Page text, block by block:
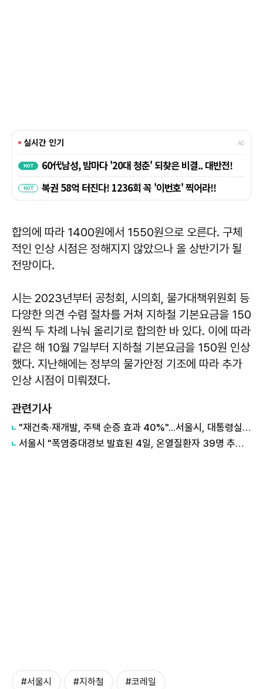
합의에 따라 1400원에서 1550원으로 오른다. 구체
적인 인상 시점은 정해지지 않았으나 올 상반기가 될
전망이다.
시는 2023년부터 공청회, 시의회, 물가대책위원회 등
다양한 의견 수렴 절차를 거쳐 지하철 기본요금을 150
원씩 두 차례 나눠 올리기로 합의한 바 있다. 이에 따라
같은 해 10월 7일부터 지하철 기본요금을 150원 인상
했다. 지난해에는 정부의 물가안정 기조에 따라 추가
인상 시점이 미뤄졌다.
관련기사
"재건축·재개발, 주택 순증 효과 40%"...서울시, 대통령실에 정비사업 '백서' 전달
서울시 "폭염중대경보 발효된 4일, 온열질환자 39명 추가 발생"
#서울시 #지하철 #코레일